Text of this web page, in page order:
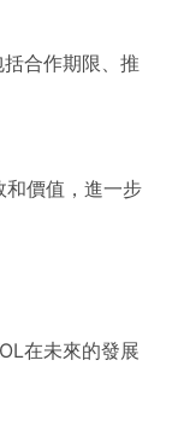
合作期限、推
和價值，進一步
在未來的發展